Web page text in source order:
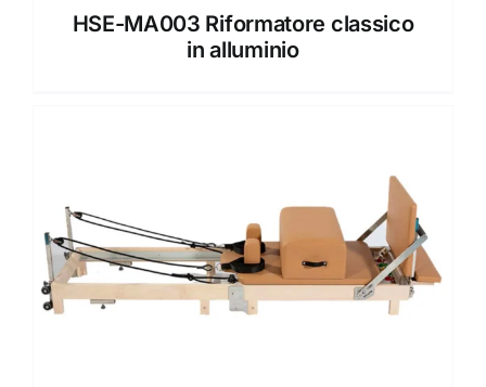
HSE-MA003 Riformatore classico
in alluminio